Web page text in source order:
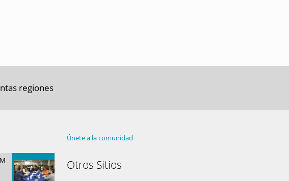
regiones
Únete a la comunidad
Otros Sitios